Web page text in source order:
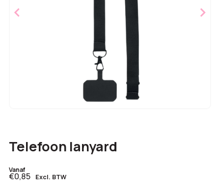
Telefoon lanyard
Vanaf
€0,85 Excl. BTW